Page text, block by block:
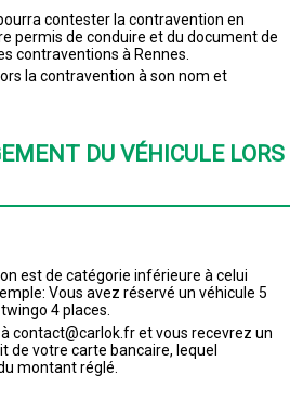
contester la contravention en
permis de conduire et du document de
contraventions à Rennes.
la contravention à son nom et
DU VÉHICULE LORS
est de catégorie inférieure à celui
Vous avez réservé un véhicule 5
4 places.
contact@carlok.fr et vous recevrez un
de votre carte bancaire, lequel
montant réglé.